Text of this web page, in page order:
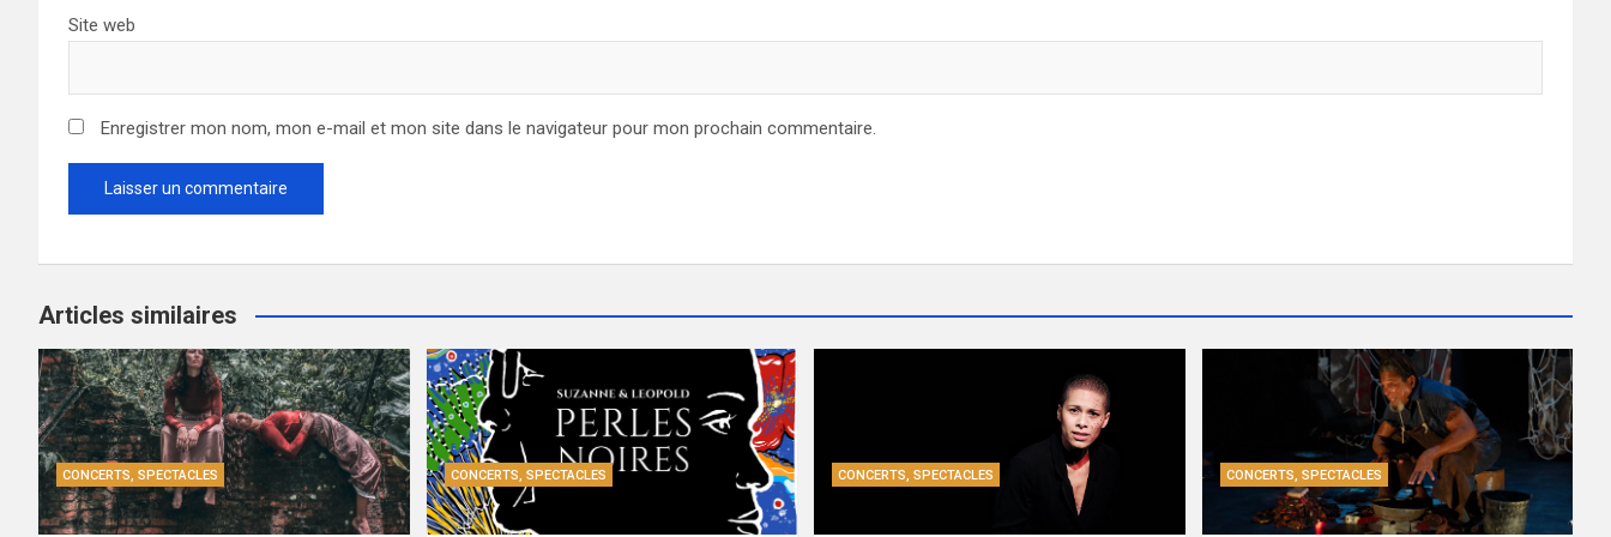
Site web
Enregistrer mon nom, mon e-mail et mon site dans le navigateur pour mon prochain commentaire.
Articles similaires
CONCERTS, SPECTACLES CONCERTS, SPECTACLES CONCERTS, SPECTACLES CONCERTS, SPECTACLES